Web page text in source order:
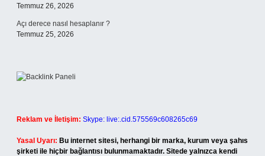
Temmuz 26, 2026
Açı derece nasıl hesaplanır ?
Temmuz 25, 2026
Reklam ve İletişim: Skype: live:.cid.575569c608265c69
Yasal Uyarı: Bu internet sitesi, herhangi bir marka, kurum veya şahıs
şirketi ile hiçbir bağlantısı bulunmamaktadır. Sitede yalnızca kendi